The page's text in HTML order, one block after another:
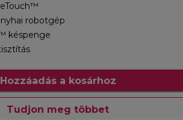
robotgép
késpenge
Hozzáadás a kosárhoz
Tudjon meg többet